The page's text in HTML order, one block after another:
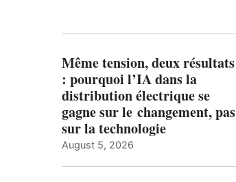
Même tension, deux résultats
: pourquoi l’IA dans la
distribution électrique se
gagne sur le changement, pas
sur la technologie
August 5, 2026